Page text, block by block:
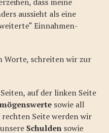
aussieht als eine
Einnahmen-
Worte, schreiten wir zur
auf der linken Seite
sowie all
rechten Seite werden wir
Schulden sowie